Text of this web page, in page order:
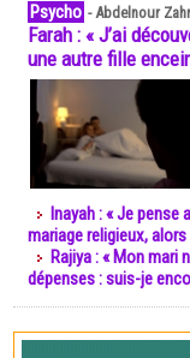
Psycho -Abdelnour
Farah : « J’ai
une autre fille
Inayah : « Je
mariage religieux,
Rajiya : « Mon mari
dépenses : suis-je